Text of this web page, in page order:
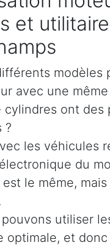
et
modèles
avec une
cylindres ont des
?
les véhicules
du
le même,
utiliser
optimale, et